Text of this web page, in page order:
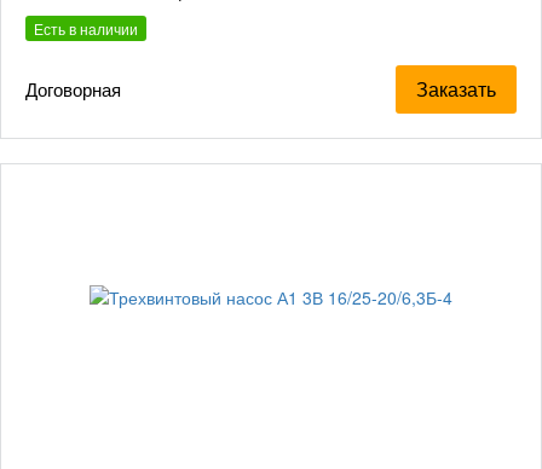
Есть в наличии
Договорная Заказать